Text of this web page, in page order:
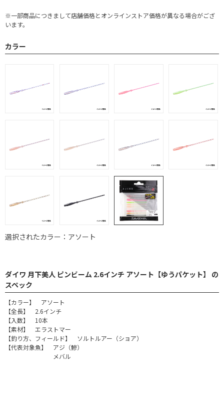
※一部商品につきまして店舗価格とオンラインストア価格が異なる場合がござ
います。
カラー
選択されたカラー：アソート
ダイワ 月下美人 ピンビーム 2.6インチ アソート【ゆうパケット】 の
スペック
【カラー】 アソート
【全長】 2.6インチ
【入数】 10本
【素材】 エラストマー
【釣り方、フィールド】 ソルトルアー（ショア）
【代表対象魚】 アジ（鰺）
メバル